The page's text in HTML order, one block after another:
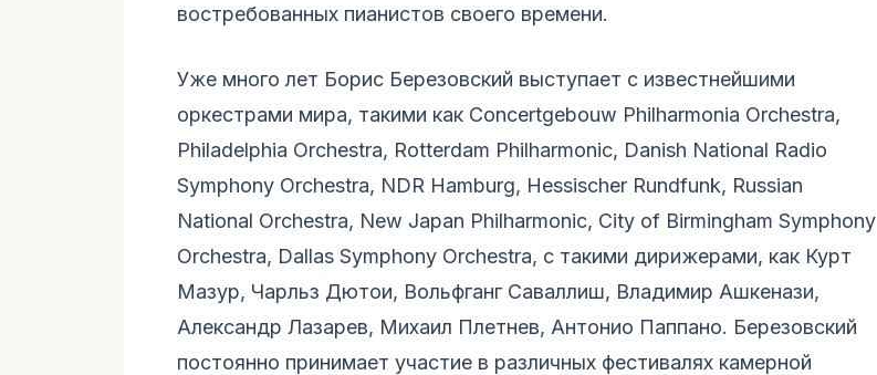
востребованных пианистов своего времени.
Уже много лет Борис Березовский выступает с известнейшими
оркестрами мира, такими как Concertgebouw Philharmonia Orchestra,
Philadelphia Orchestra, Rotterdam Philharmonic, Danish National Radio
Symphony Orchestra, NDR Hamburg, Hessischer Rundfunk, Russian
National Orchestra, New Japan Philharmonic, City of Birmingham Symphony
Orchestra, Dallas Symphony Orchestra, с такими дирижерами, как Курт
Мазур, Чарльз Дютои, Вольфганг Саваллиш, Владимир Ашкенази,
Александр Лазарев, Михаил Плетнев, Антонио Паппано. Березовский
постоянно принимает участие в различных фестивалях камерной